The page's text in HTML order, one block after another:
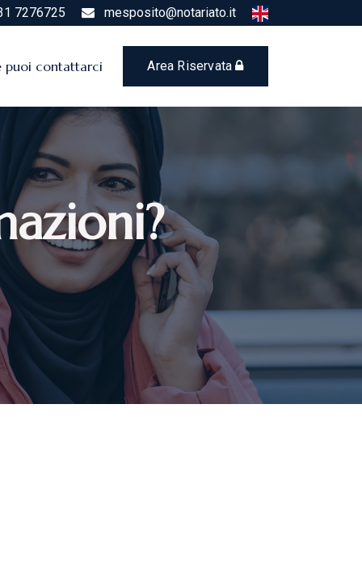
7276725 mesposito@notariato.it
puoi contattarci Area Riservata